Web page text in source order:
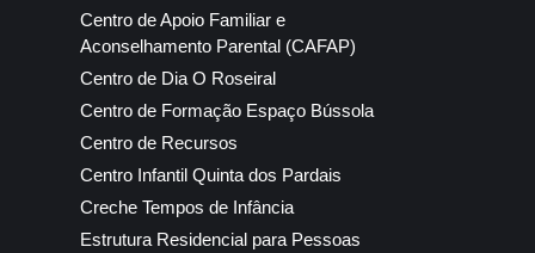
Centro de Apoio Familiar e
Aconselhamento Parental (CAFAP)
Centro de Dia O Roseiral
Centro de Formação Espaço Bússola
Centro de Recursos
Centro Infantil Quinta dos Pardais
Creche Tempos de Infância
Estrutura Residencial para Pessoas